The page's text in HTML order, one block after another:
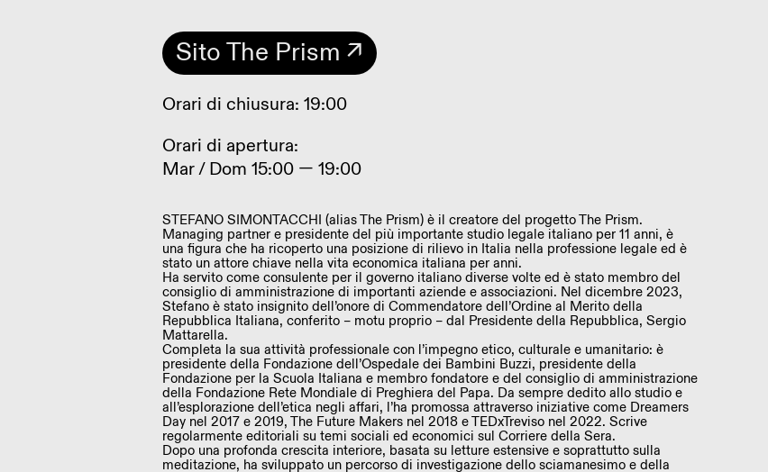
Sito The Prism ↗
Orari di chiusura: 19:00
Orari di apertura:
Mar / Dom 15:00 — 19:00
STEFANO SIMONTACCHI (alias The Prism) è il creatore del progetto The Prism.
Managing partner e presidente del più importante studio legale italiano per 11 anni, è
una figura che ha ricoperto una posizione di rilievo in Italia nella professione legale ed è
stato un attore chiave nella vita economica italiana per anni.
Ha servito come consulente per il governo italiano diverse volte ed è stato membro del
consiglio di amministrazione di importanti aziende e associazioni. Nel dicembre 2023,
Stefano è stato insignito dell’onore di Commendatore dell’Ordine al Merito della
Repubblica Italiana, conferito – motu proprio – dal Presidente della Repubblica, Sergio
Mattarella.
Completa la sua attività professionale con l’impegno etico, culturale e umanitario: è
presidente della Fondazione dell’Ospedale dei Bambini Buzzi, presidente della
Fondazione per la Scuola Italiana e membro fondatore e del consiglio di amministrazione
della Fondazione Rete Mondiale di Preghiera del Papa. Da sempre dedito allo studio e
all’esplorazione dell’etica negli affari, l’ha promossa attraverso iniziative come Dreamers
Day nel 2017 e 2019, The Future Makers nel 2018 e TEDxTreviso nel 2022. Scrive
regolarmente editoriali su temi sociali ed economici sul Corriere della Sera.
Dopo una profonda crescita interiore, basata su letture estensive e soprattutto sulla
meditazione, ha sviluppato un percorso di investigazione dello sciamanesimo e della